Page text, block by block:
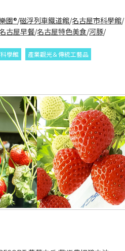
園®/磁浮列車鐵道館/名古屋市科學館/
古屋早餐/名古屋特色美食/河豚/
學館
產業觀光＆傳統工藝品